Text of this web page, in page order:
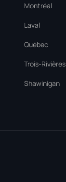
Montréal
Laval
Québec
Trois-Rivières
Shawinigan